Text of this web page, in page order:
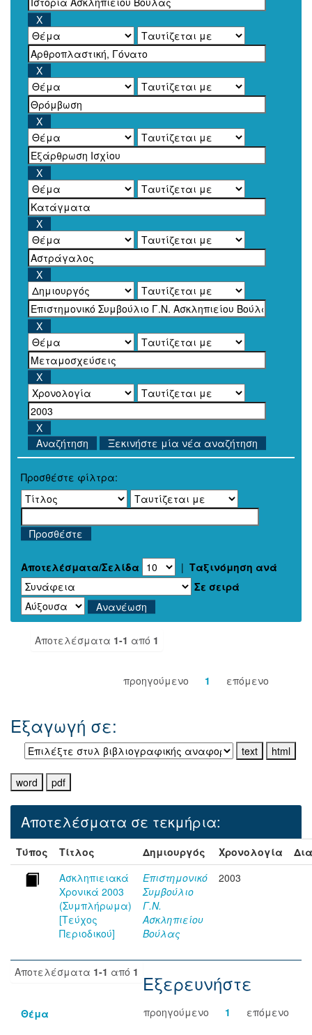
Ξεκινήστε μία νέα αναζήτηση
Προσθέστε φίλτρα:
Αποτελέσματα/Σελίδα | Ταξινόμηση ανά
Σε σειρά
Αποτελέσματα 1-1 από 1
προηγούμενο 1 επόμενο
Εξαγωγή σε:
Αποτελέσματα σε τεκμήρια:
Τύπος Τίτλος Δημιουργός Χρονολογία
Ασκληπιειακά
Χρονικά 2003
(Συμπλήρωμα)
[Τεύχος
Περιοδικού]
Επιστημονικό
Συμβούλιο
Γ.Ν.
Ασκληπιείου
Βούλας
2003
Αποτελέσματα 1-1 από 1
προηγούμενο 1 επόμενο
Εξερευνήστε
Θέμα